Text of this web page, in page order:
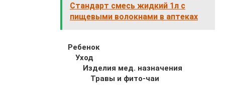
Стандарт смесь жидкий 1л с
пищевыми волокнами в аптеках
Ребенок
Уход
Изделия мед. назначения
Травы и фито-чаи